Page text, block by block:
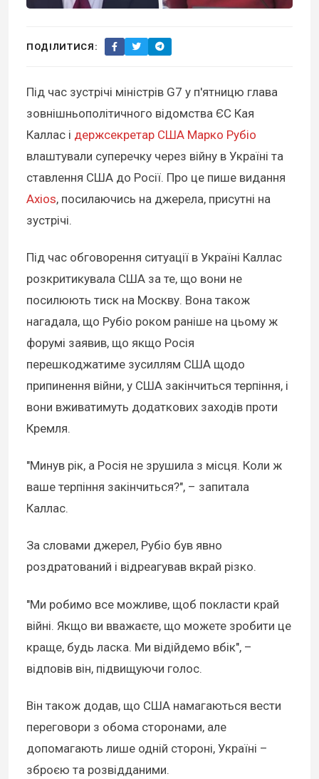
ПОДІЛИТИСЯ:
Під час зустрічі міністрів G7 у п'ятницю глава
зовнішньополітичного відомства ЄС Кая
Каллас і держсекретар США Марко Рубіо
влаштували суперечку через війну в Україні та
ставлення США до Росії. Про це пише видання
Axios, посилаючись на джерела, присутні на
зустрічі.
Під час обговорення ситуації в Україні Каллас
розкритикувала США за те, що вони не
посилюють тиск на Москву. Вона також
нагадала, що Рубіо роком раніше на цьому ж
форумі заявив, що якщо Росія
перешкоджатиме зусиллям США щодо
припинення війни, у США закінчиться терпіння, і
вони вживатимуть додаткових заходів проти
Кремля.
"Минув рік, а Росія не зрушила з місця. Коли ж
ваше терпіння закінчиться?", – запитала
Каллас.
За словами джерел, Рубіо був явно
роздратований і відреагував вкрай різко.
"Ми робимо все можливе, щоб покласти край
війні. Якщо ви вважаєте, що можете зробити це
краще, будь ласка. Ми відійдемо вбік", –
відповів він, підвищуючи голос.
Він також додав, що США намагаються вести
переговори з обома сторонами, але
допомагають лише одній стороні, Україні –
зброєю та розвідданими.